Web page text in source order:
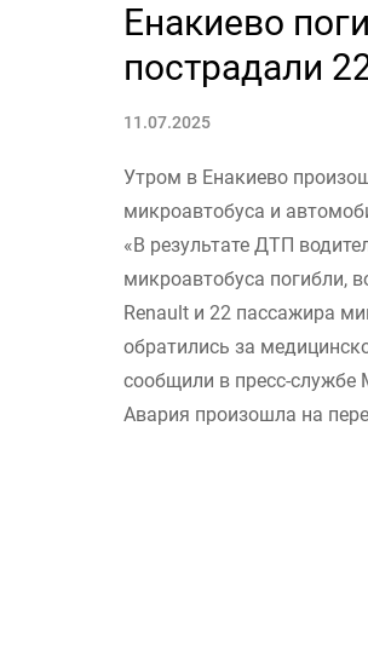
Енакиево
пострадали
11.07.2025
Утром в Енакиево
микроавтобуса и
«В результате ДТП
микроавтобуса погибли,
Renault и 22 пассажира
обратились за
сообщили в пресс-службе
Авария произошла на